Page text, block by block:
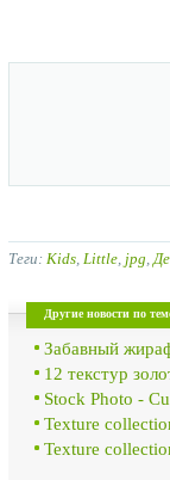
Теги: Kids Little jpg
Другие новости по
Забавный
12 текстур
Stock Photo -
Texture
Texture